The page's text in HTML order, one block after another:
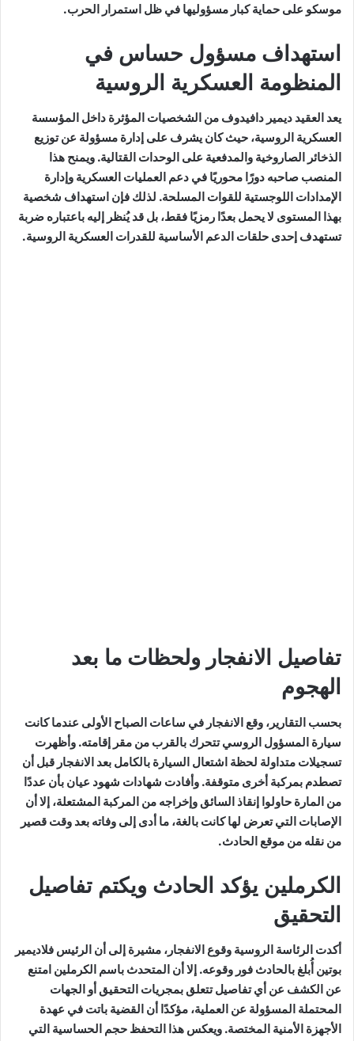
موسكو على حماية كبار مسؤوليها في ظل استمرار الحرب.
استهداف مسؤول حساس في
المنظومة العسكرية الروسية
يعد العقيد ديمير دافيدوف من الشخصيات المؤثرة داخل المؤسسة
العسكرية الروسية، حيث كان يشرف على إدارة مسؤولة عن توزيع
الذخائر الصاروخية والمدفعية على الوحدات القتالية. ويمنح هذا
المنصب صاحبه دورًا محوريًا في دعم العمليات العسكرية وإدارة
الإمدادات اللوجستية للقوات المسلحة. لذلك فإن استهداف شخصية
بهذا المستوى لا يحمل بعدًا رمزيًا فقط، بل قد يُنظر إليه باعتباره ضربة
تستهدف إحدى حلقات الدعم الأساسية للقدرات العسكرية الروسية.
تفاصيل الانفجار ولحظات ما بعد
الهجوم
بحسب التقارير، وقع الانفجار في ساعات الصباح الأولى عندما كانت
سيارة المسؤول الروسي تتحرك بالقرب من مقر إقامته. وأظهرت
تسجيلات متداولة لحظة اشتعال السيارة بالكامل بعد الانفجار قبل أن
تصطدم بمركبة أخرى متوقفة. وأفادت شهادات شهود عيان بأن عددًا
من المارة حاولوا إنقاذ السائق وإخراجه من المركبة المشتعلة، إلا أن
الإصابات التي تعرض لها كانت بالغة، ما أدى إلى وفاته بعد وقت قصير
من نقله من موقع الحادث.
الكرملين يؤكد الحادث ويكتم تفاصيل
التحقيق
أكدت الرئاسة الروسية وقوع الانفجار، مشيرة إلى أن الرئيس فلاديمير
بوتين أُبلغ بالحادث فور وقوعه. إلا أن المتحدث باسم الكرملين امتنع
عن الكشف عن أي تفاصيل تتعلق بمجريات التحقيق أو الجهات
المحتملة المسؤولة عن العملية، مؤكدًا أن القضية باتت في عهدة
الأجهزة الأمنية المختصة. ويعكس هذا التحفظ حجم الحساسية التي